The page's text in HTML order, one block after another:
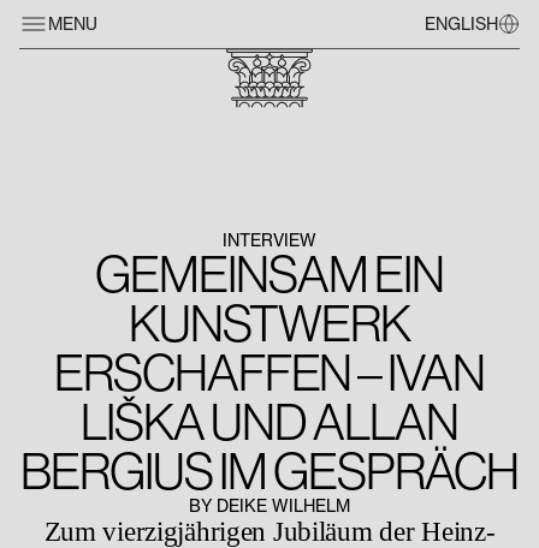
MENU ENGLISH
INTERVIEW
GEMEINSAM EIN
KUNSTWERK
ERSCHAFFEN – IVAN
LIŠKA UND ALLAN
BERGIUS IM GESPRÄCH
BY DEIKE WILHELM
Zum vierzigjährigen Jubiläum der Heinz-